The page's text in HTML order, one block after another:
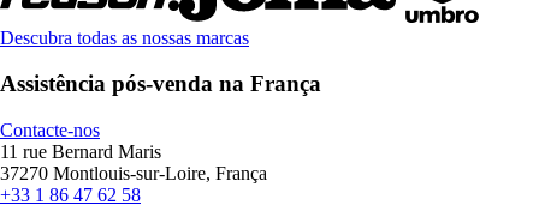
Descubra todas as nossas marcas
Assistência pós-venda na França
Contacte-nos
11 rue Bernard Maris
37270 Montlouis-sur-Loire, França
+33 1 86 47 62 58